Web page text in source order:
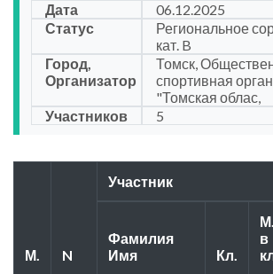
Дата
06.12.2025
Статус
Региональное
кат. B
Город,
Организатор
Томск,
спортивная
"Томская облас,
Участников
5
М. N
Участник
Фамилия
Имя
Кл.
М.
в